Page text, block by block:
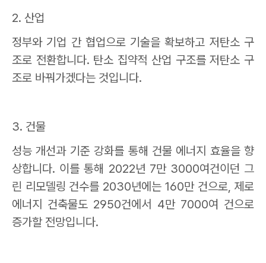
2. 산업
정부와 기업 간 협업으로 기술을 확보하고 저탄소 구
조로 전환합니다. 탄소 집약적 산업 구조를 저탄소 구
조로 바꿔가겠다는 것입니다.
3. 건물
성능 개선과 기준 강화를 통해 건물 에너지 효율을 향
상합니다. 이를 통해 2022년 7만 3000여건이던 그
린 리모델링 건수를 2030년에는 160만 건으로, 제로
에너지 건축물도 2950건에서 4만 7000여 건으로
증가할 전망입니다.